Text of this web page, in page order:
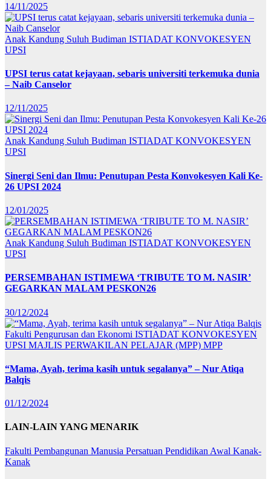
14/11/2025
Anak Kandung Suluh Budiman ISTIADAT KONVOKESYEN
UPSI
UPSI terus catat kejayaan, sebaris universiti terkemuka dunia
– Naib Canselor
12/11/2025
Anak Kandung Suluh Budiman ISTIADAT KONVOKESYEN
UPSI
Sinergi Seni dan Ilmu: Penutupan Pesta Konvokesyen Kali Ke-
26 UPSI 2024
12/01/2025
Anak Kandung Suluh Budiman ISTIADAT KONVOKESYEN
UPSI
PERSEMBAHAN ISTIMEWA ‘TRIBUTE TO M. NASIR’
GEGARKAN MALAM PESKON26
30/12/2024
Fakulti Pengurusan dan Ekonomi ISTIADAT KONVOKESYEN
UPSI MAJLIS PERWAKILAN PELAJAR (MPP) MPP
“Mama, Ayah, terima kasih untuk segalanya” – Nur Atiqa
Balqis
01/12/2024
LAIN-LAIN YANG MENARIK
Fakulti Pembangunan Manusia Persatuan Pendidikan Awal Kanak-
Kanak